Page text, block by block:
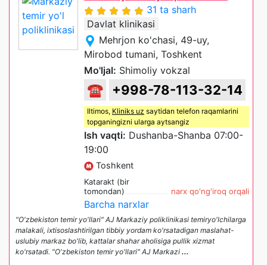
31 ta sharh
Davlat klinikasi
Mehrjon ko'chasi, 49-uy,
Mirobod tumani, Toshkent
Mo'ljal: Shimoliy vokzal
☎ +998-78-113-32-14
Iltimos, Kliniks uz saytidan telefon raqamlarini
topganingizni ularga aytsangiz
Ish vaqti: Dushanba-Shanba 07:00-
19:00
Toshkent
Katarakt (bir
tomondan)
narx qo'ng'iroq orqali
Barcha narxlar
"O'zbekiston temir yo'llari" AJ Markaziy poliklinikasi temiryo'lchilarga
malakali, ixtisoslashtirilgan tibbiy yordam ko'rsatadigan maslahat-
uslubiy markaz bo'lib, kattalar shahar aholisiga pullik xizmat
ko'rsatadi. "O'zbekiston temir yo'llari" AJ Markazi ...